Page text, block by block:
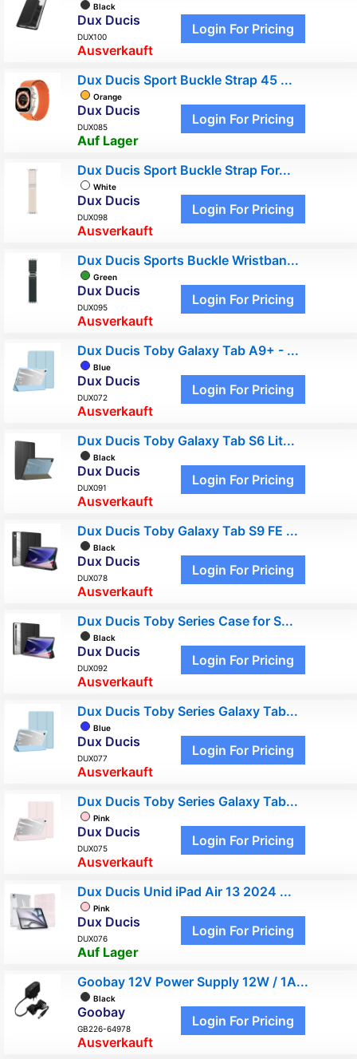
Black
Dux Ducis
DUX100
Ausverkauft
Login For Pricing
Dux Ducis Sport Buckle Strap 45 ...
Orange
Dux Ducis
DUX085
Auf Lager
Login For Pricing
Dux Ducis Sport Buckle Strap For...
White
Dux Ducis
DUX098
Ausverkauft
Login For Pricing
Dux Ducis Sports Buckle Wristban...
Green
Dux Ducis
DUX095
Ausverkauft
Login For Pricing
Dux Ducis Toby Galaxy Tab A9+ - ...
Blue
Dux Ducis
DUX072
Ausverkauft
Login For Pricing
Dux Ducis Toby Galaxy Tab S6 Lit...
Black
Dux Ducis
DUX091
Ausverkauft
Login For Pricing
Dux Ducis Toby Galaxy Tab S9 FE ...
Black
Dux Ducis
DUX078
Ausverkauft
Login For Pricing
Dux Ducis Toby Series Case for S...
Black
Dux Ducis
DUX092
Ausverkauft
Login For Pricing
Dux Ducis Toby Series Galaxy Tab...
Blue
Dux Ducis
DUX077
Ausverkauft
Login For Pricing
Dux Ducis Toby Series Galaxy Tab...
Pink
Dux Ducis
DUX075
Ausverkauft
Login For Pricing
Dux Ducis Unid iPad Air 13 2024 ...
Pink
Dux Ducis
DUX076
Auf Lager
Login For Pricing
Goobay 12V Power Supply 12W / 1A...
Black
Goobay
GB226-64978
Ausverkauft
Login For Pricing